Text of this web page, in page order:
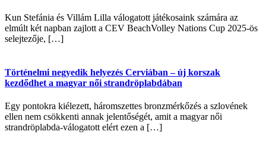
Kun Stefánia és Villám Lilla válogatott játékosaink számára az
elmúlt két napban zajlott a CEV BeachVolley Nations Cup 2025-ös
selejtezője, […]
Történelmi negyedik helyezés Cerviában – új korszak
kezdődhet a magyar női strandröplabdában
Egy pontokra kiélezett, háromszettes bronzmérkőzés a szlovének
ellen nem csökkenti annak jelentőségét, amit a magyar női
strandröplabda-válogatott elért ezen a […]